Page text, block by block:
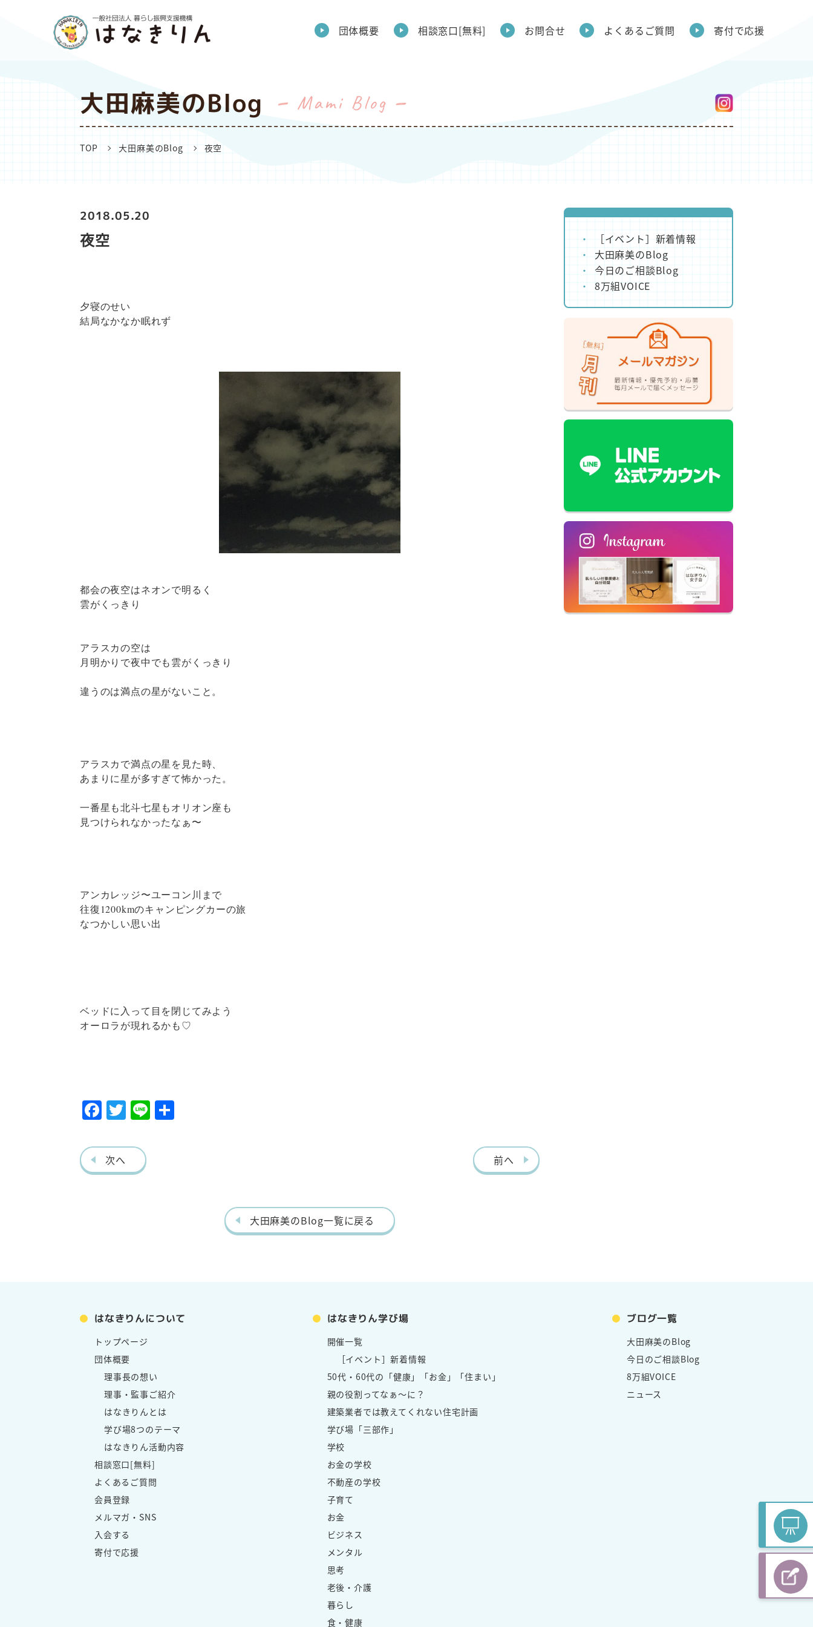
団体概要 相談窓口[無料] お問合せ よくあるご質問 寄付で応援
大田麻美のBlog Mami Blog
TOP 大田麻美のBlog 夜空
2018.05.20
夜空
夕寝のせい
結局なかなか眠れず
都会の夜空はネオンで明るく
雲がくっきり
アラスカの空は
月明かりで夜中でも雲がくっきり
違うのは満点の星がないこと。
アラスカで満点の星を見た時、
あまりに星が多すぎて怖かった。
一番星も北斗七星もオリオン座も
見つけられなかったなぁ〜
アンカレッジ〜ユーコン川まで
往復1200kmのキャンピングカーの旅
なつかしい思い出
ベッドに入って目を閉じてみよう
オーロラが現れるかも♡
F
eb
o
T
itt
er
Li
次へ 前へ
大田麻美のBlog一覧に戻る
［イベント］新着情報
大田麻美のBlog
今日のご相談Blog
8万組VOICE
はなきりんについて
トップページ
団体概要
理事長の想い
理事・監事ご紹介
はなきりんとは
学び場8つのテーマ
はなきりん活動内容
相談窓口[無料]
よくあるご質問
会員登録
メルマガ・SNS
入会する
寄付で応援
はなきりん学び場
開催一覧
［イベント］新着情報
50代・60代の「健康」「お金」「住まい」
親の役割ってなぁ～に？
建築業者では教えてくれない住宅計画
学び場「三部作」
学校
お金の学校
不動産の学校
子育て
お金
ビジネス
メンタル
思考
老後・介護
暮らし
食・健康
ブログ一覧
大田麻美のBlog
今日のご相談Blog
8万組VOICE
ニュース